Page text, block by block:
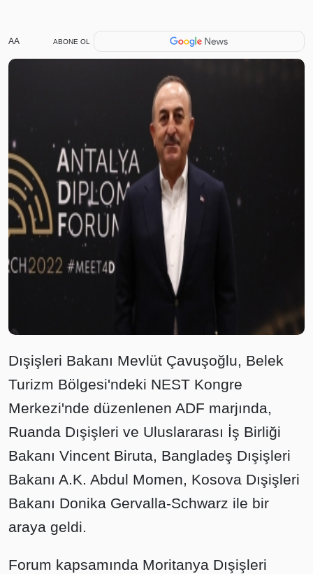
AA ABONE OL
Dışişleri Bakanı Mevlüt Çavuşoğlu, Belek
Turizm Bölgesi'ndeki NEST Kongre
Merkezi'nde düzenlenen ADF marjında,
Ruanda Dışişleri ve Uluslararası İş Birliği
Bakanı Vincent Biruta, Bangladeş Dışişleri
Bakanı A.K. Abdul Momen, Kosova Dışişleri
Bakanı Donika Gervalla-Schwarz ile bir
araya geldi.
Forum kapsamında Moritanya Dışişleri